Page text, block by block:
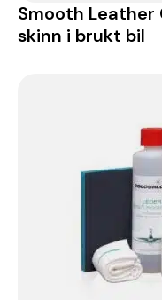
Smooth Leather
skinn i brukt bil